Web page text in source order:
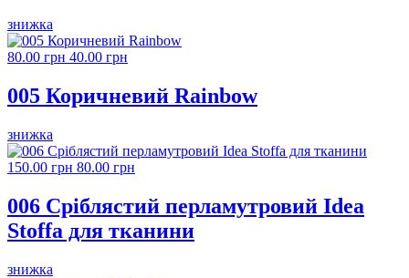
знижка
80.00 грн 40.00 грн
005 Коричневий Rainbow
знижка
150.00 грн 80.00 грн
006 Сріблястий перламутровий Idea
Stoffa для тканини
знижка